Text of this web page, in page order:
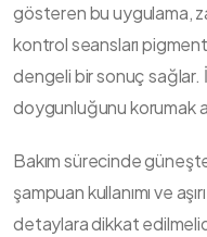
gösteren bu uygulama,
kontrol seansları
dengeli bir sonuç sağlar.
doygunluğunu korumak
Bakım sürecinde
şampuan kullanımı ve
detaylara dikkat